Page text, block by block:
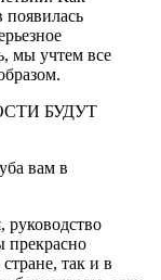
появилась
мы учтем все
БУДУТ
вам в
руководство
прекрасно
так и в